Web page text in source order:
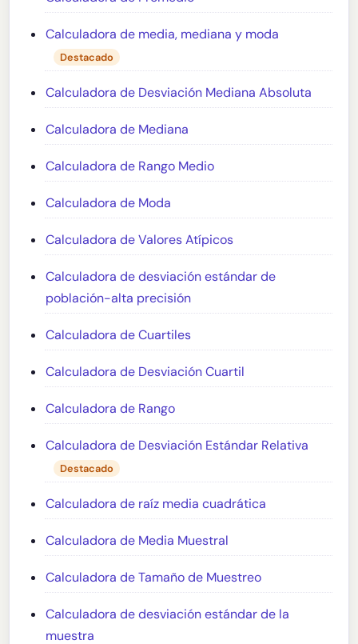
Calculadora de media, mediana y moda
Destacado
Calculadora de Desviación Mediana Absoluta
Calculadora de Mediana
Calculadora de Rango Medio
Calculadora de Moda
Calculadora de Valores Atípicos
Calculadora de desviación estándar de
población-alta precisión
Calculadora de Cuartiles
Calculadora de Desviación Cuartil
Calculadora de Rango
Calculadora de Desviación Estándar Relativa
Destacado
Calculadora de raíz media cuadrática
Calculadora de Media Muestral
Calculadora de Tamaño de Muestreo
Calculadora de desviación estándar de la
muestra